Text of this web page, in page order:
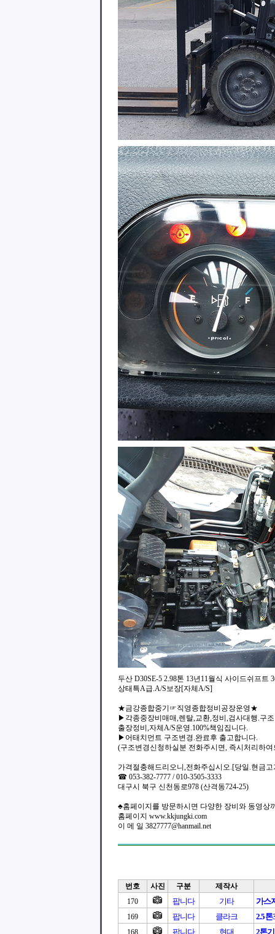
두산 D30SE-5 2.98톤 13년11월식 사이드쉬프트
상태특A급.A/S보장[자체A/S]
★금강종합중기☞직영종합정비공장운영★
▶각종중장비매매,렌탈,교환,정비,검사대행.구
출장정비,자체A/S운영.100%책임집니다.
▶어태치먼트 구조변경.완료후 출고합니다.
(구조변경신청하실분 전화주시면, 즉시처리하
가격절충해드리오니,전화주십시오.[당일.현금
☎ 053-382-7777 / 010-3505-3333
대구시 북구 신천동로978 (산격동724-25)
♣홈페이지를 방문하시면 다양한 장비와 동영상
홈페이지 www.kkjungki.com
이 메 일 3827777@hanmail.net
번호 사진 구분
제작사
170
팝니다 기타 가스
169 팝니다 클라크 2.5톤
168 팝니다 현대 2톤